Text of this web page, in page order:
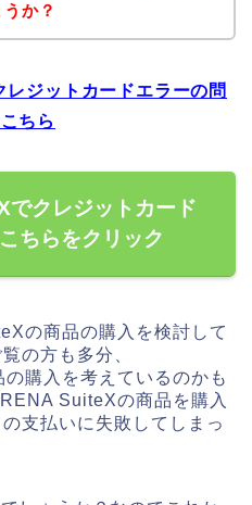
か？
ジットカードエラーの問
ちら
クレジットカード
ちらをクリック
の商品の購入を検討して
の方も多分、
購入を考えているのかも
SuiteXの商品を購入
支払いに失敗してしまっ